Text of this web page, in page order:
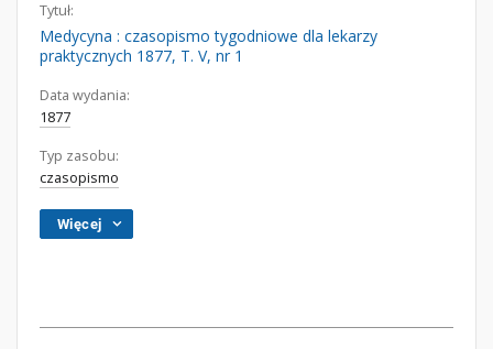
Tytuł:
Medycyna : czasopismo tygodniowe dla lekarzy
praktycznych 1877, T. V, nr 1
Data wydania:
1877
Typ zasobu:
czasopismo
Więcej